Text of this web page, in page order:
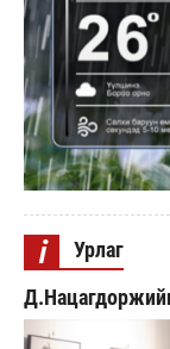
i
Урлаг
Д.Нацагдоржийн